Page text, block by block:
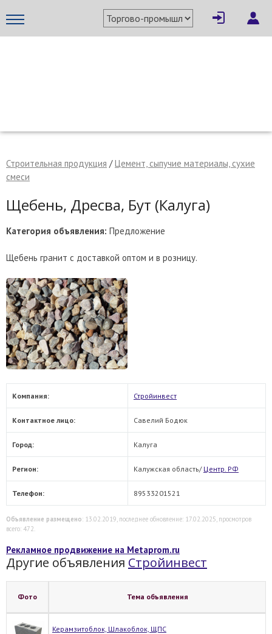
Строительная продукция /Цемент, сыпучие материалы, сухие
смеси
Щебень, Дресва, Бут (Калуга)
Категория объявления: Предложение
Щебень гранит с доставкой оптом и в розницу.
× Написать поставщику
Компания: Стройинвест
Контактное лицо: Савелий Бодюк
Город: Калуга
Регион: Калужская область/ Центр. РФ
Телефон: 89533201521
Объявление размещено: 13.02.2019, последнее обновление: 17.02.2025, просмотров
всего: 472.
Рекламное продвижение на Metaprom.ru
Другие объявления Стройинвест
Фото Тема объявления
Керамзитоблок, Шлакоблок, ЩПС